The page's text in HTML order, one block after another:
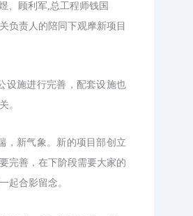
、顾利军,总工程师钱国
负责人的陪同下观摩新项目
设施进行完善，配套设施也
。
，新气象。新的项目部创立
完善，在下阶段需要大家的
起合影留念。